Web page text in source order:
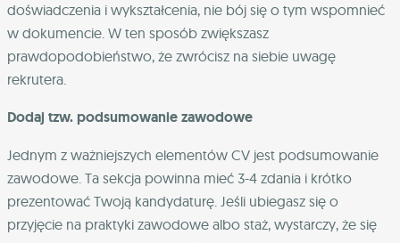
doświadczenia i wykształcenia, nie bój się o tym wspomnieć
w dokumencie. W ten sposób zwiększasz
prawdopodobieństwo, że zwrócisz na siebie uwagę
rekrutera.
Dodaj tzw. podsumowanie zawodowe
Jednym z ważniejszych elementów CV jest podsumowanie
zawodowe. Ta sekcja powinna mieć 3-4 zdania i krótko
prezentować Twoją kandydaturę. Jeśli ubiegasz się o
przyjęcie na praktyki zawodowe albo staż, wystarczy, że się